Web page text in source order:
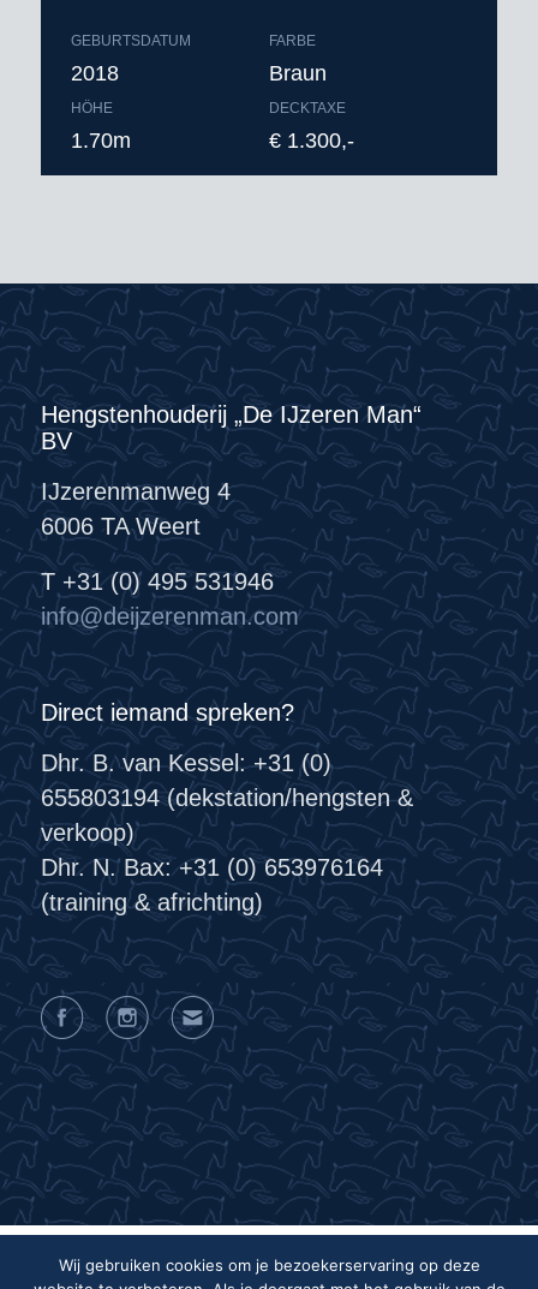
GEBURTSDATUM
2018
HÖHE
1.70m
FARBE
Braun
DECKTAXE
€ 1.300,-
Hengstenhouderij „De IJzeren Man“
BV
IJzerenmanweg 4
6006 TA Weert
T +31 (0) 495 531946
info@deijzerenman.com
Direct iemand spreken?
Dhr. B. van Kessel: +31 (0)
655803194 (dekstation/hengsten &
verkoop)
Dhr. N. Bax: +31 (0) 653976164
(training & africhting)
Wij gebruiken cookies om je bezoekerservaring op deze